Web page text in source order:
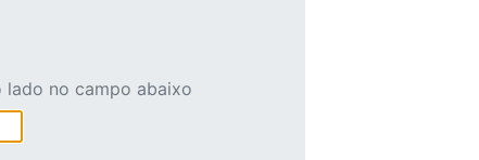
lado no campo abaixo